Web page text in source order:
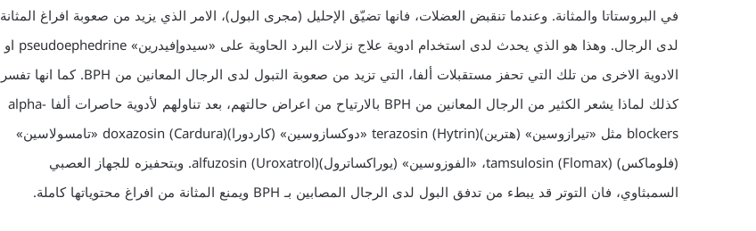
في البروستاتا والمثانة. وعندما تنقبض العضلات، فانها تضيّق الإحليل (مجرى البول)، الامر الذي يزيد من صعوبة افراغ المثانة
لدى الرجال. وهذا هو الذي يحدث لدى استخدام ادوية علاج نزلات البرد الحاوية على «سيدوإفيدرين» pseudoephedrine او
الادوية الاخرى من تلك التي تحفز مستقبلات ألفا، التي تزيد من صعوبة التبول لدى الرجال المعانين من BPH. كما انها تفسر
كذلك لماذا يشعر الكثير من الرجال المعانين من BPH بالارتياح من اعراض حالتهم، بعد تناولهم لأدوية حاصرات ألفا alpha-
blockers مثل «تيرازوسين» (هترين)(terazosin (Hytrin «دوكسازوسين» (كاردورا)(doxazosin (Cardura «تامسولاسين»
(فلوماكس) tamsulosin (Flomax)، «الفوزوسين» (يوراكساترول)(alfuzosin (Uroxatrol. وبتحفيزه للجهاز العصبي
السمبثاوي، فان التوتر قد يبطء من تدفق البول لدى الرجال المصابين بـ BPH ويمنع المثانة من افراغ محتوياتها كاملة.